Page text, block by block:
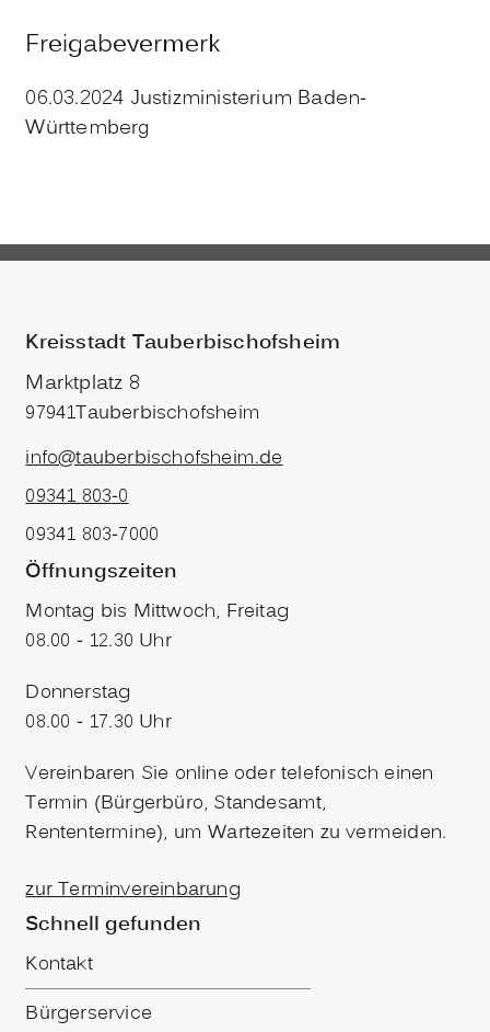
Freigabevermerk
06.03.2024 Justizministerium Baden-
Württemberg
Kreisstadt Tauberbischofsheim
Marktplatz 8
97941Tauberbischofsheim
info@tauberbischofsheim.de
09341 803-0
09341 803-7000
Öffnungszeiten
Montag bis Mittwoch, Freitag
08.00 - 12.30 Uhr
Donnerstag
08.00 - 17.30 Uhr
Vereinbaren Sie online oder telefonisch einen
Termin (Bürgerbüro, Standesamt,
Rententermine), um Wartezeiten zu vermeiden.
zur Terminvereinbarung
Schnell gefunden
Kontakt
Bürgerservice